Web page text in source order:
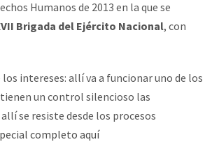
Humanos de 2013 en la que se
Brigada del Ejército Nacional, con
los intereses: allí va a funcionar uno de los
un control silencioso las
se resiste desde los procesos
completo aquí